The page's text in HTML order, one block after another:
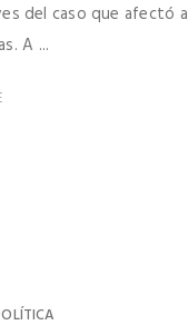
del caso que afectó a
A ...